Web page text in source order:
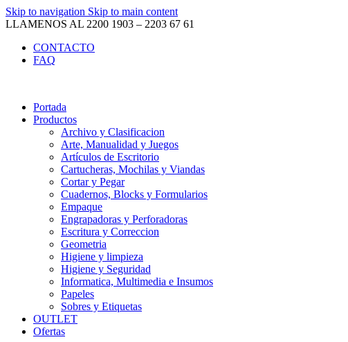
Skip to navigation Skip to main content
LLAMENOS AL 2200 1903 – 2203 67 61
CONTACTO
FAQ
Portada
Productos
Archivo y Clasificacion
Arte, Manualidad y Juegos
Artículos de Escritorio
Cartucheras, Mochilas y Viandas
Cortar y Pegar
Cuadernos, Blocks y Formularios
Empaque
Engrapadoras y Perforadoras
Escritura y Correccion
Geometria
Higiene y limpieza
Higiene y Seguridad
Informatica, Multimedia e Insumos
Papeles
Sobres y Etiquetas
OUTLET
Ofertas